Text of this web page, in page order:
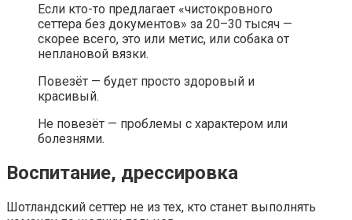
Если кто-то предлагает «чистокровного
сеттера без документов» за 20–30 тысяч —
скорее всего, это или метис, или собака от
неплановой вязки.
Повезёт — будет просто здоровый и
красивый.
Не повезёт — проблемы с характером или
болезнями.
Воспитание, дрессировка
Шотландский сеттер не из тех, кто станет выполнять